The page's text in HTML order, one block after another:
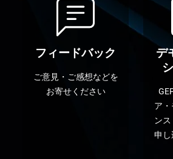
フィードバック
ご意見・ご感想などを
お寄せください
デ
ア
ン
申し